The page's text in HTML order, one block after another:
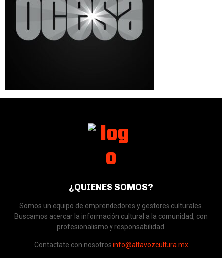
¿QUIENES SOMOS?
Somos un equipo de emprendedores y gestores culturales.
Buscamos acercar la información cultural a la comunidad, con
profesionalismo y responsabilidad.
Contactate con nosotros info@altavozcultura.mx